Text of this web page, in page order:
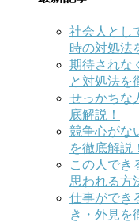
社会人とし
時の対処法
期待されな
と対処法を
せっかちな
底解説！
競争心がな
を徹底解説！
この人でき
思われる方
仕事ができ
き・外見を